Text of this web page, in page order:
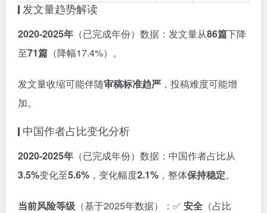
发文量趋势解读
2020-2025年 （已完成年份）数据：发文量从86篇下降
至71篇 （降幅17.4%）。
发文量收缩可能伴随审稿标准趋严 ，投稿难度可能增
加。
中国作者占比变化分析
2020-2025年 （已完成年份）数据：中国作者占比从
3.5%变化至5.6% ，变化幅度2.1% ，整体保持稳定。
当前风险等级 （基于2025年数据）：✅ 安全 （占比